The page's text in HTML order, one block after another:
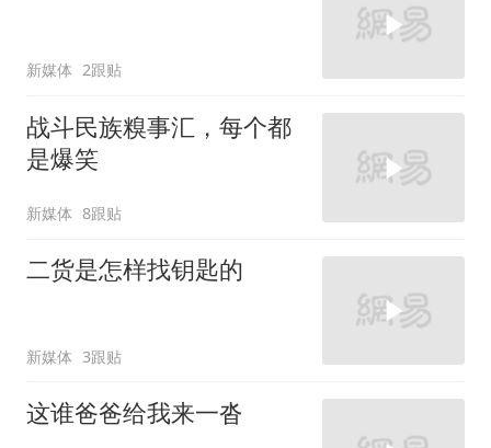
新媒体 2跟贴
战斗民族糗事汇，每个都
是爆笑
新媒体 8跟贴
二货是怎样找钥匙的
新媒体 3跟贴
这谁爸爸给我来一沓